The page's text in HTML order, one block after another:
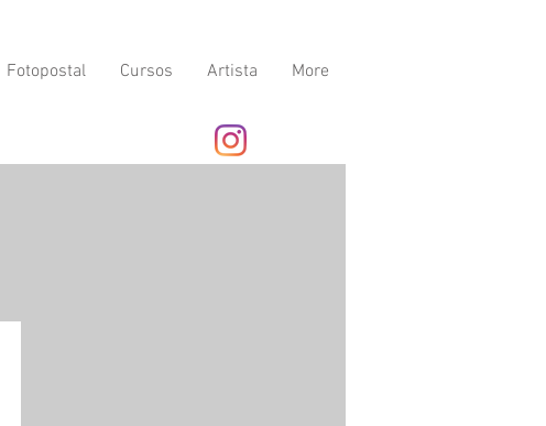
Fotopostal Cursos Artista More